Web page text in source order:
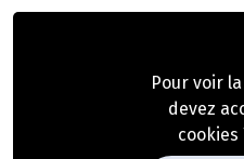
Pour voir
devez
cookies